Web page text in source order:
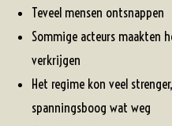
Teveel mensen ontsnappen
Sommige acteurs maakten
verkrijgen
Het regime kon veel
spanningsboog wat weg